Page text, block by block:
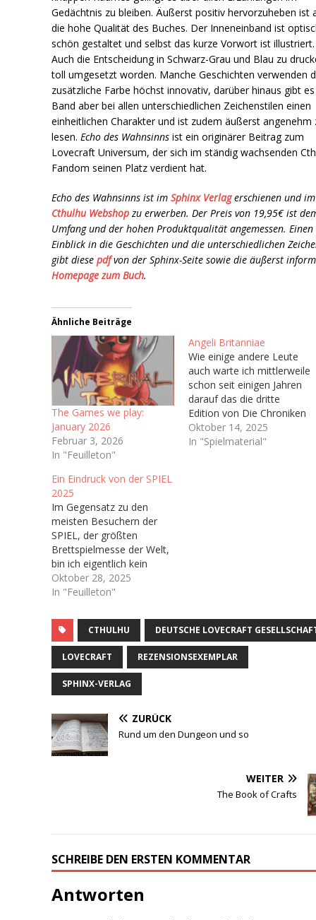
Gedächtnis zu bleiben. Äußerst positiv hervorzuheben ist
die hohe Qualität des Buches. Der Inneneinband ist
schön gestaltet und selbst das kurze Vorwort ist illustriert.
Auch die Entscheidung in Schwarz-Grau und Blau zu
toll umgesetzt worden. Manche Geschichten verwenden
zusätzliche Farbe höchst innovativ, darüber hinaus gibt
Band aber bei allen unterschiedlichen Zeichenstilen einen
einheitlichen Charakter und ist zudem äußerst angenehm
lesen. Echo des Wahnsinns ist ein originärer Beitrag zum
Lovecraft Universum, der sich im ständig wachsenden
Fandom seinen Platz verdient hat.
Echo des Wahnsinns ist imSphinx Verlagerschienen und im
Cthulhu Webshop zu erwerben. Der Preis von 19,95€ ist
Umfang und der hohen Produktqualität angemessen. Einen
Einblick in die Geschichten und die unterschiedlichen
gibt diesepdfvon der Sphinx-Seite sowie die äußerst
Homepage zum Buch.
Ähnliche Beiträge
The Games we play:
January 2026
Februar 3, 2026
In "Feuilleton"
Angeli Britanniae
Wie einige andere Leute
auch warte ich mittlerweile
schon seit einigen Jahren
darauf das die dritte
Edition von Die Chroniken
der Engel (Vulgo: Engel),
welche ja irgendwann bald
Oktober 14, 2025
In "Spielmaterial"
Ein Eindruck von der SPIEL
2025
Im Gegensatz zu den
meisten Besuchern der
SPIEL, der größten
Brettspielmesse der Welt,
bin ich eigentlich kein
Brettspieler. In meiner
Kindheit wurden bei uns
gespielt abseits von ab
und an Risiko oder
Monopoly,
dementsprechend habe
ich nie wirklich Zugang
zum Brettspielhobby
sich also fragen…
Oktober 28, 2025
In "Feuilleton"
CTHULHU DEUTSCHE LOVECRAFT
LOVECRAFT REZENSIONSEXEMPLAR
SPHINX-VERLAG
ZURÜCK
Rund um den Dungeon und so
WEITER
The Book of Crafts
SCHREIBE DEN ERSTEN KOMMENTAR
Antworten